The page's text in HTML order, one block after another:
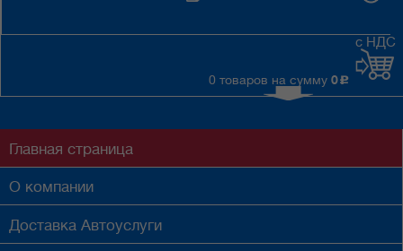
0 товаров на сумму 0 c
с НДС
Главная страница
О компании
Доставка Автоуслуги